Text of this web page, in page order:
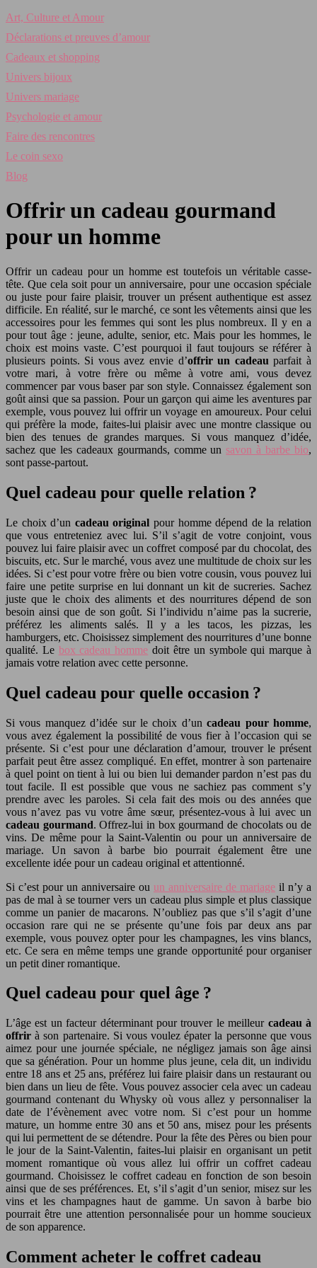
Art, Culture et Amour
Déclarations et preuves d’amour
Cadeaux et shopping
Univers bijoux
Univers mariage
Psychologie et amour
Faire des rencontres
Le coin sexo
Blog
Offrir un cadeau gourmand
pour un homme
Offrir un cadeau pour un homme est toutefois un véritable casse-
tête. Que cela soit pour un anniversaire, pour une occasion spéciale
ou juste pour faire plaisir, trouver un présent authentique est assez
difficile. En réalité, sur le marché, ce sont les vêtements ainsi que les
accessoires pour les femmes qui sont les plus nombreux. Il y en a
pour tout âge : jeune, adulte, senior, etc. Mais pour les hommes, le
choix est moins vaste. C’est pourquoi il faut toujours se référer à
plusieurs points. Si vous avez envie d’offrir un cadeauparfait à
votre mari, à votre frère ou même à votre ami, vous devez
commencer par vous baser par son style. Connaissez également son
goût ainsi que sa passion. Pour un garçon qui aime les aventures par
exemple, vous pouvez lui offrir un voyage en amoureux. Pour celui
qui préfère la mode, faites-lui plaisir avec une montre classique ou
bien des tenues de grandes marques. Si vous manquez d’idée,
sachez que les cadeaux gourmands, comme un savon à barbe bio,
sont passe-partout.
Quel cadeau pour quelle relation ?
Le choix d’un cadeau original pour homme dépend de la relation
que vous entreteniez avec lui. S’il s’agit de votre conjoint, vous
pouvez lui faire plaisir avec un coffret composé par du chocolat, des
biscuits, etc. Sur le marché, vous avez une multitude de choix sur les
idées. Si c’est pour votre frère ou bien votre cousin, vous pouvez lui
faire une petite surprise en lui donnant un kit de sucreries. Sachez
juste que le choix des aliments et des nourritures dépend de son
besoin ainsi que de son goût. Si l’individu n’aime pas la sucrerie,
préférez les aliments salés. Il y a les tacos, les pizzas, les
hamburgers, etc. Choisissez simplement des nourritures d’une bonne
qualité. Le box cadeau homme doit être un symbole qui marque à
jamais votre relation avec cette personne.
Quel cadeau pour quelle occasion ?
Si vous manquez d’idée sur le choix d’uncadeau pour homme,
vous avez également la possibilité de vous fier à l’occasion qui se
présente. Si c’est pour une déclaration d’amour, trouver le présent
parfait peut être assez compliqué. En effet, montrer à son partenaire
à quel point on tient à lui ou bien lui demander pardon n’est pas du
tout facile. Il est possible que vous ne sachiez pas comment s’y
prendre avec les paroles. Si cela fait des mois ou des années que
vous n’avez pas vu votre âme sœur, présentez-vous à lui avec un
cadeau gourmand. Offrez-lui in box gourmand de chocolats ou de
vins. De même pour la Saint-Valentin ou pour un anniversaire de
mariage. Un savon à barbe bio pourrait également être une
excellente idée pour un cadeau original et attentionné.
Si c’est pour un anniversaire ou un anniversaire de mariage il n’y a
pas de mal à se tourner vers un cadeau plus simple et plus classique
comme un panier de macarons. N’oubliez pas que s’il s’agit d’une
occasion rare qui ne se présente qu’une fois par deux ans par
exemple, vous pouvez opter pour les champagnes, les vins blancs,
etc. Ce sera en même temps une grande opportunité pour organiser
un petit diner romantique.
Quel cadeau pour quel âge ?
L’âge est un facteur déterminant pour trouver le meilleur cadeau à
offrir à son partenaire. Si vous voulez épater la personne que vous
aimez pour une journée spéciale, ne négligez jamais son âge ainsi
que sa génération. Pour un homme plus jeune, cela dit, un individu
entre 18 ans et 25 ans, préférez lui faire plaisir dans un restaurant ou
bien dans un lieu de fête. Vous pouvez associer cela avec un cadeau
gourmand contenant du Whysky où vous allez y personnaliser la
date de l’évènement avec votre nom. Si c’est pour un homme
mature, un homme entre 30 ans et 50 ans, misez pour les présents
qui lui permettent de se détendre. Pour la fête des Pères ou bien pour
le jour de la Saint-Valentin, faites-lui plaisir en organisant un petit
moment romantique où vous allez lui offrir un coffret cadeau
gourmand. Choisissez le coffret cadeau en fonction de son besoin
ainsi que de ses préférences. Et, s’il s’agit d’un senior, misez sur les
vins et les champagnes haut de gamme. Un savon à barbe bio
pourrait être une attention personnalisée pour un homme soucieux
de son apparence.
Comment acheter le coffret cadeau